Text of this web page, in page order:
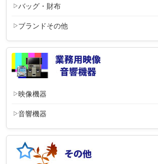
バッグ・財布
ブランドその他
映像機器
音響機器